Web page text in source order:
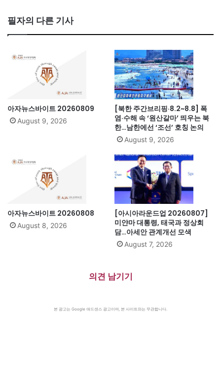
필자의 다른 기사
아자뉴스바이트 20260809
August 9, 2026
[북한 주간브리핑·8.2~8.8] 폭
염·수해 속 ‘원산갈마’ 띄우는 북
한…남한에선 ‘조선’ 호칭 논의
August 9, 2026
아자뉴스바이트 20260808
August 8, 2026
[아시아라운드업 20260807]
미얀마 대통령, 태국과 정상회
담…아세안 관계개선 모색
August 7, 2026
의견 남기기
본 광고는 Google 애드센스 광고이며, 본 사이트와는 무관합니다.